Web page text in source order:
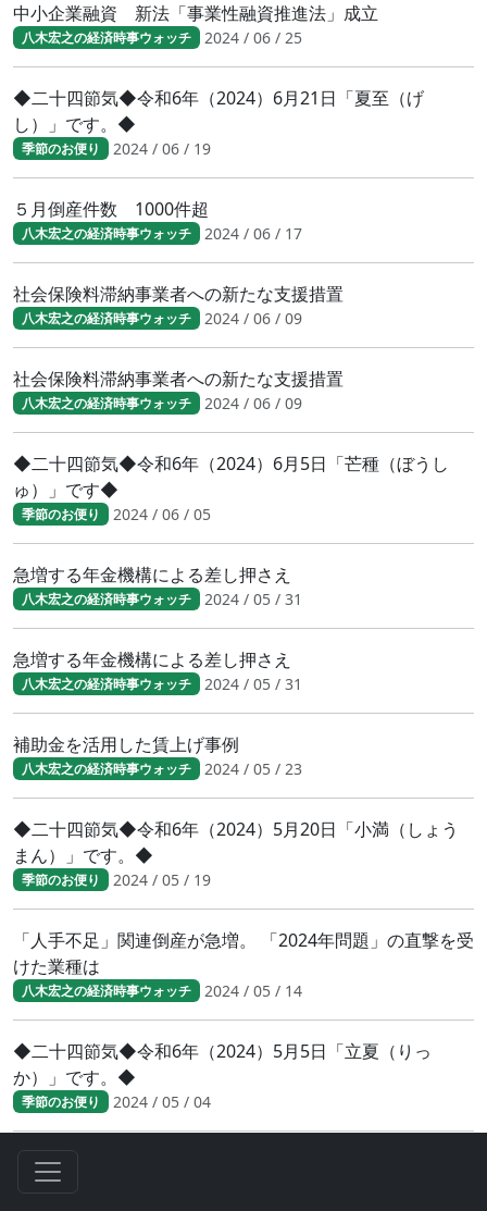
中小企業融資 新法「事業性融資推進法」成立
八木宏之の経済時事ウォッチ 2024 / 06 / 25
◆二十四節気◆令和6年（2024）6月21日「夏至（げ
し）」です。◆
季節のお便り 2024 / 06 / 19
５月倒産件数 1000件超
八木宏之の経済時事ウォッチ 2024 / 06 / 17
社会保険料滞納事業者への新たな支援措置
八木宏之の経済時事ウォッチ 2024 / 06 / 09
社会保険料滞納事業者への新たな支援措置
八木宏之の経済時事ウォッチ 2024 / 06 / 09
◆二十四節気◆令和6年（2024）6月5日「芒種（ぼうし
ゅ）」です◆
季節のお便り 2024 / 06 / 05
急増する年金機構による差し押さえ
八木宏之の経済時事ウォッチ 2024 / 05 / 31
急増する年金機構による差し押さえ
八木宏之の経済時事ウォッチ 2024 / 05 / 31
補助金を活用した賃上げ事例
八木宏之の経済時事ウォッチ 2024 / 05 / 23
◆二十四節気◆令和6年（2024）5月20日「小満（しょう
まん）」です。◆
季節のお便り 2024 / 05 / 19
「人手不足」関連倒産が急増。 「2024年問題」の直撃を受
けた業種は
八木宏之の経済時事ウォッチ 2024 / 05 / 14
◆二十四節気◆令和6年（2024）5月5日「立夏（りっ
か）」です。◆
季節のお便り 2024 / 05 / 04
2024年度 新入社員の特徴とは
八木宏之の経済時事ウォッチ